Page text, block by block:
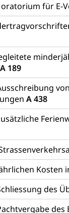
für E-
A 189
A 438
Kosten
des
Beschwerde
Schutz